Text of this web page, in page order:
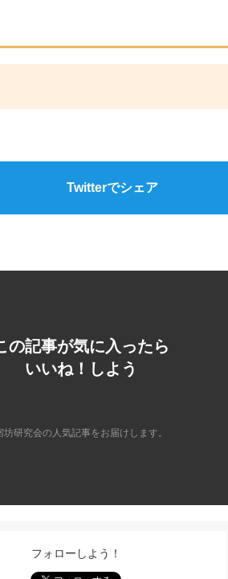
Twitterでシェア
の記事が気に入ったら
いいね！しよう
坊研究会の人気記事をお届けします。
フォローしよう！